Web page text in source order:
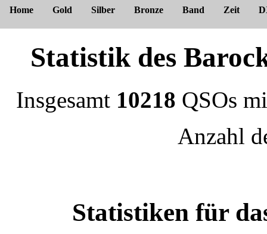
Home Gold Silber Bronze Band Zeit
Statistik des
Insgesamt 10218 QSOs
Anzahl
Statistiken für